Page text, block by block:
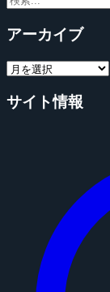
アーカイブ
サイト情報